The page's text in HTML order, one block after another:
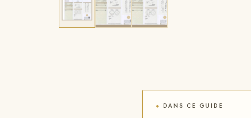
◆ DANS CE GUIDE